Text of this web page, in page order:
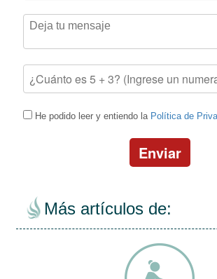
He podido leer y entiendo la Política de
Enviar
Más artículos de: